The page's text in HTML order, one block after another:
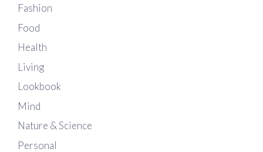
Fashion
Food
Health
Living
Lookbook
Mind
Nature & Science
Personal